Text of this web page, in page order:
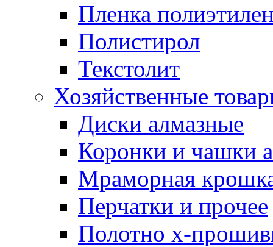
Пленка
Полистирол
Текстолит
Хозяйственные
Диски алмазные
Коронки и чашки
Мраморная
Перчатки и прочее
Полотно х-